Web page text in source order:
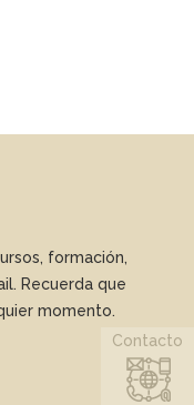
formación,
Recuerda que
momento.
Contacto